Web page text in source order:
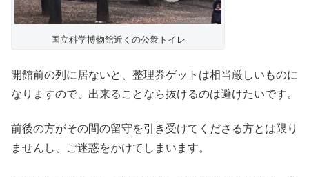
国立科学博物館近くの公衆トイレ
開館前の列に居ないと、整理券ゲットは相当厳しいものに
なりますので、出来ることなら抜けるのは避けたいです。
前後の方がその間の留守を引き受けてくださる方とは限り
ませんし、ご迷惑をかけてしまいます。